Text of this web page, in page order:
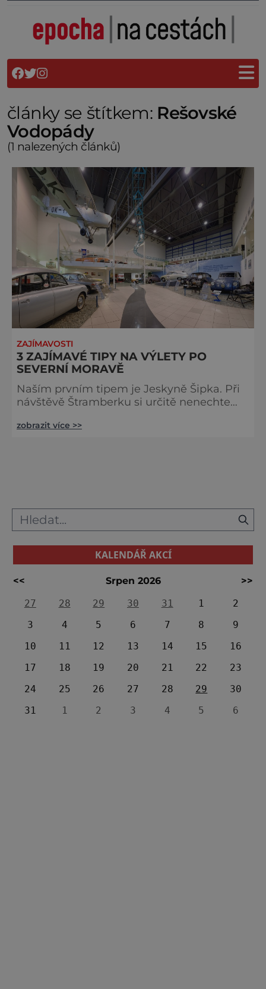
články se štítkem: Rešovské
Vodopády
(1 nalezených článků)
ZAJÍMAVOSTI
3 ZAJÍMAVÉ TIPY NA VÝLETY PO
SEVERNÍ MORAVĚ
Naším prvním tipem je Jeskyně Šipka. Při
návštěvě Štramberku si určitě nenechte
jednu ze světoznámých archeologických
té době nejstarší stopy po l
zobrazit více >>
KALENDÁŘ AKCÍ
<< Srpen 2026
>>
27
28 29 30 31 1
2
3
4 5 6 7 8
9
10
11 12 13 14 15
16
17
18 19 20 21 22
23
24
25 26 27 28 29
30
31
1 2 3 4 5 6